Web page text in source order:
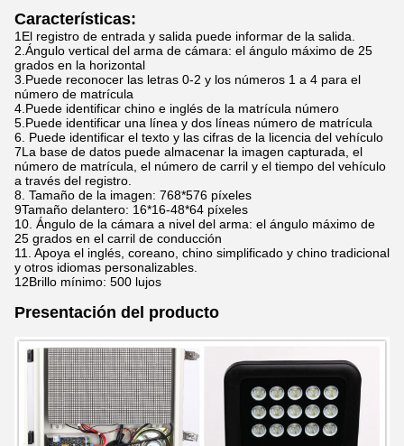
Características:
1El registro de entrada y salida puede informar de la salida.
2.Ángulo vertical del arma de cámara: el ángulo máximo de 25
grados en la horizontal
3.Puede reconocer las letras 0-2 y los números 1 a 4 para el
número de matrícula
4.Puede identificar chino e inglés de la matrícula número
5.Puede identificar una línea y dos líneas número de matrícula
6. Puede identificar el texto y las cifras de la licencia del vehículo
7La base de datos puede almacenar la imagen capturada, el
número de matrícula, el número de carril y el tiempo del vehículo
a través del registro.
8. Tamaño de la imagen: 768*576 píxeles
9Tamaño delantero: 16*16-48*64 píxeles
10. Ángulo de la cámara a nivel del arma: el ángulo máximo de
25 grados en el carril de conducción
11. Apoya el inglés, coreano, chino simplificado y chino tradicional
y otros idiomas personalizables.
12Brillo mínimo: 500 lujos
Presentación del producto